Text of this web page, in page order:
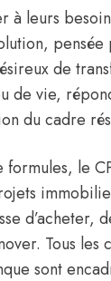
à leurs
pensée
de
de vie,
du cadre
le
d’acheter,
Tous les
sont